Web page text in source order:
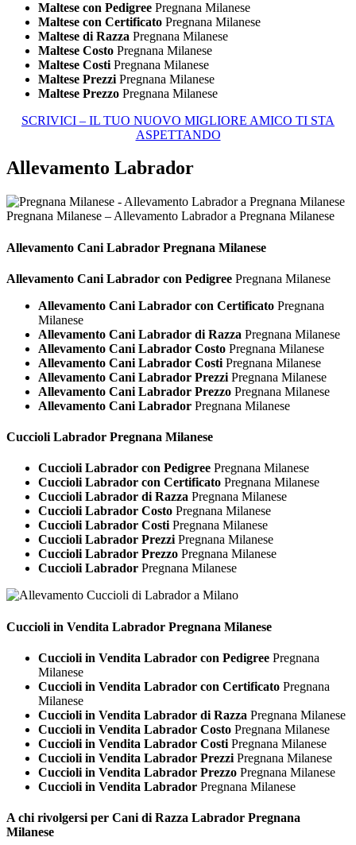
Maltese con Pedigree Pregnana Milanese
Maltese con Certificato Pregnana Milanese
Maltese di Razza Pregnana Milanese
Maltese Costo Pregnana Milanese
Maltese Costi Pregnana Milanese
Maltese Prezzi Pregnana Milanese
Maltese Prezzo Pregnana Milanese
SCRIVICI – IL TUO NUOVO MIGLIORE AMICO TI STA
ASPETTANDO
Allevamento Labrador
Pregnana Milanese – Allevamento Labrador a Pregnana Milanese
Allevamento Cani Labrador Pregnana Milanese
Allevamento Cani Labrador con Pedigree Pregnana Milanese
Allevamento Cani Labrador con Certificato Pregnana
Milanese
Allevamento Cani Labrador di Razza Pregnana Milanese
Allevamento Cani Labrador Costo Pregnana Milanese
Allevamento Cani Labrador Costi Pregnana Milanese
Allevamento Cani Labrador Prezzi Pregnana Milanese
Allevamento Cani Labrador Prezzo Pregnana Milanese
Allevamento Cani Labrador Pregnana Milanese
Cuccioli Labrador Pregnana Milanese
Cuccioli Labrador con Pedigree Pregnana Milanese
Cuccioli Labrador con Certificato Pregnana Milanese
Cuccioli Labrador di Razza Pregnana Milanese
Cuccioli Labrador Costo Pregnana Milanese
Cuccioli Labrador CostiPregnana Milanese
Cuccioli Labrador PrezziPregnana Milanese
Cuccioli Labrador Prezzo Pregnana Milanese
Cuccioli Labrador Pregnana Milanese
Cuccioli in Vendita Labrador Pregnana Milanese
Cuccioli in Vendita Labrador con Pedigree Pregnana
Milanese
Cuccioli in Vendita Labrador con Certificato Pregnana
Milanese
Cuccioli in Vendita Labrador di Razza Pregnana Milanese
Cuccioli in Vendita Labrador Costo Pregnana Milanese
Cuccioli in Vendita Labrador Costi Pregnana Milanese
Cuccioli in Vendita Labrador Prezzi Pregnana Milanese
Cuccioli in Vendita Labrador Prezzo Pregnana Milanese
Cuccioli in Vendita Labrador Pregnana Milanese
A chi rivolgersi per Cani di Razza Labrador Pregnana
Milanese